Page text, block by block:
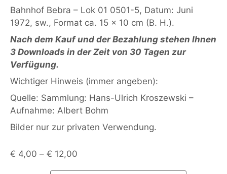
Bahnhof Bebra – Lok 01 0501-5, Datum: Juni
1972, sw., Format ca. 15 x 10 cm (B. H.).
Nach dem Kauf und der Bezahlung stehen Ihnen
3 Downloads in der Zeit von 30 Tagen zur
Verfügung.
Wichtiger Hinweis (immer angeben):
Quelle: Sammlung: Hans-Ulrich Kroszewski –
Aufnahme: Albert Bohm
Bilder nur zur privaten Verwendung.
€ 4,00 – € 12,00